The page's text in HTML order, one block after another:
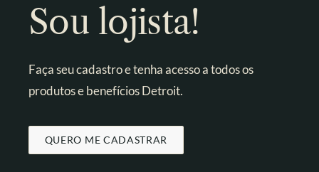
Sou lojista!
Faça seu cadastro e tenha acesso a todos os
produtos e benefícios Detroit.
QUERO ME CADASTRAR